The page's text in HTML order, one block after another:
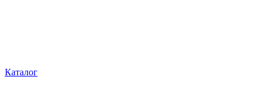
Каталог